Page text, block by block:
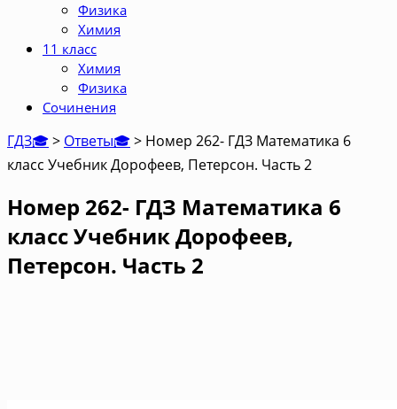
Физика
Химия
11 класс
Химия
Физика
Сочинения
ГДЗ🎓> Ответы🎓> Номер 262- ГДЗ Математика 6
класс Учебник Дорофеев, Петерсон. Часть 2
Номер 262- ГДЗ Математика 6
класс Учебник Дорофеев,
Петерсон. Часть 2